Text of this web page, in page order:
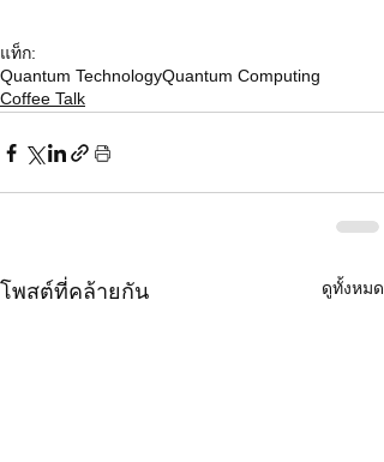
แท็ก:
Quantum TechnologyQuantum Computing
Coffee Talk
โพสต์ที่คล้ายกัน ดูทั้งหมด